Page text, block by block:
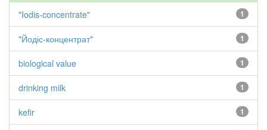
1
"Iodis-concentrate"
1
"Йодіс-концентрат"
1
biological value
1
drinking milk
1
kefir